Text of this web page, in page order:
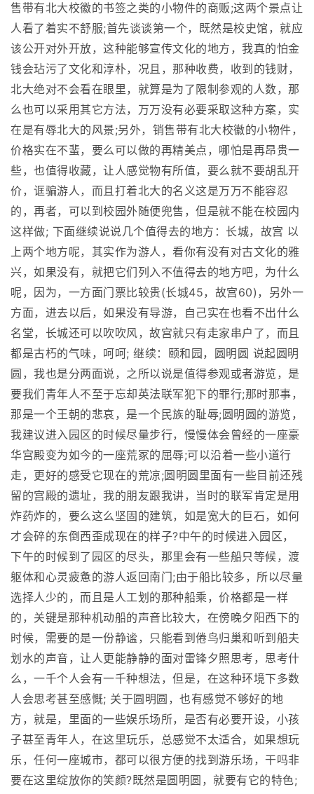
售带有北大校徽的书签之类的小物件的商贩;这两个景点让
人看了着实不舒服;首先谈谈第一个，既然是校史馆，就应
该公开对外开放，这种能够宣传文化的地方，我真的怕金
钱会玷污了文化和淳朴，况且，那种收费，收到的钱财，
北大绝对不会看在眼里，就算是为了限制参观的人数，那
么也可以采用其它方法，万万没有必要采取这种方案，实
在是有辱北大的风景;另外，销售带有北大校徽的小物件，
价格实在不蜚，要么可以做的再精美点，哪怕是再昂贵一
些，也值得收藏，让人感觉物有所值，要么就不要胡乱开
价，诓骗游人，而且打着北大的名义这是万万不能容忍
的，再者，可以到校园外随便兜售，但是就不能在校园内
这样做; 下面继续说说几个值得去的地方：长城，故宫 以
上两个地方呢，其实作为游人，看你有没有对古文化的雅
兴，如果没有，就把它们列入不值得去的地方吧，为什么
呢，因为，一方面门票比较贵(长城45，故宫60)，另外一
方面，进去以后，如果没有导游，自己实在也看不出什么
名堂，长城还可以吹吹风，故宫就只有走家串户了，而且
都是古朽的气味，呵呵; 继续：颐和园，圆明圆 说起圆明
圆，我也是分两面说，之所以说是值得参观或者游览，是
要我们青年人不至于忘却英法联军犯下的罪行;那时那事，
那是一个王朝的悲哀，是一个民族的耻辱;圆明圆的游览，
我建议进入园区的时候尽量步行，慢慢体会曾经的一座豪
华宫殿变为如今的一座荒冢的屈辱;可以沿着一些小道行
走，更好的感受它现在的荒凉;圆明圆里面有一些目前还残
留的宫殿的遗址，我的朋友跟我讲，当时的联军肯定是用
炸药炸的，要么这么坚固的建筑，如是宽大的巨石，如何
才会碎的东倒西歪成现在的样子?中午的时候进入园区，
下午的时候到了园区的尽头，那里会有一些船只等候，渡
躯体和心灵疲惫的游人返回南门;由于船比较多，所以尽量
选择人少的，而且是人工划的那种船乘，价格都是一样
的，关键是那种机动船的声音比较大，在傍晚夕阳西下的
时候，需要的是一份静谧，只能看到倦鸟归巢和听到船夫
划水的声音，让人更能静静的面对雷锋夕照思考，思考什
么，一千个人会有一千种想法，但是，在这种环境下多数
人会思考甚至感慨; 关于圆明圆，也有感觉不够好的地
方，就是，里面的一些娱乐场所，是否有必要开设，小孩
子甚至青年人，在这里玩乐，总感觉不太适合，如果想玩
乐，任何一座城市，都可以很方便的找到游乐场，干吗非
要在这里绽放你的笑颜?既然是圆明圆，就要有它的特色;